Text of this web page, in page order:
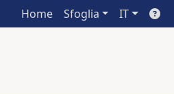
Home Sfoglia IT